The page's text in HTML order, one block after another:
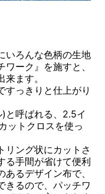
いろんな色柄の生地
ーク』を施すと、
ます。
すっきりと仕上がり
と呼ばれる、2.5イ
ットクロスを使っ
リング状にカットさ
る手間が省けて便利
るデザイン布で、
きるので、パッチワ